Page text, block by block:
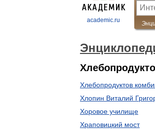
academic.ru
Хлебопродуктов
Хлопин Виталий
Хоровое училище
Храповицкий мост